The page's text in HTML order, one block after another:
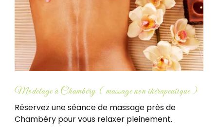
Modelage à Chambéry ( massage non thérapeutique )
Réservez une séance de massage près de
Chambéry pour vous relaxer pleinement.